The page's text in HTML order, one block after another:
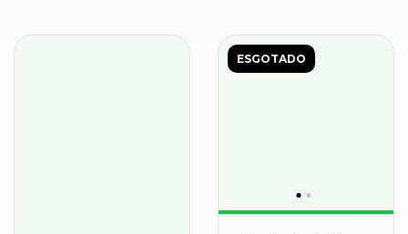
ESGOTADO